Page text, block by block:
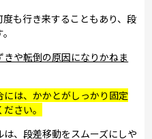
も行き来することもあり、段
や転倒の原因になりかねま
は、かかとがしっかり固定
さい。
、段差移動をスムーズにしや